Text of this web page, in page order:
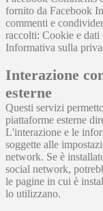
fornito da Facebook
commenti e
raccolti: Cookie e
Informativa sulla
Interazione
esterne
Questi servizi
piattaforme esterne
L'interazione e le
soggette alle
network. Se è
social network,
le pagine in cui è
lo utilizzano.